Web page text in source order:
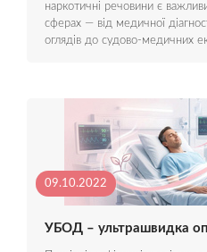
наркотичні речовини є
сферах — від медичної
оглядів до судово-медичних
09.10.2022
УБОД – ультрашвидка